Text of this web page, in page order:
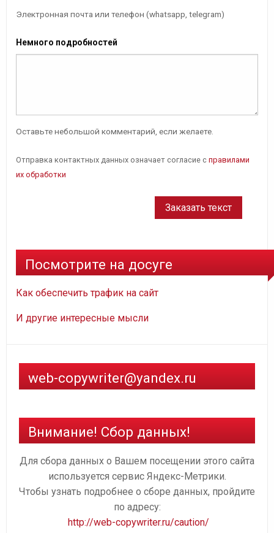
Электронная почта или телефон (whatsapp, telegram)
Немного подробностей
Оставьте небольшой комментарий, если желаете.
Отправка контактных данных означает согласие с правилами
их обработки
Посмотрите на досуге
Как обеспечить трафик на сайт
И другие интересные мысли
web-copywriter@yandex.ru
Внимание! Сбор данных!
Для сбора данных о Вашем посещении этого сайта
используется сервис Яндекс-Метрики.
Чтобы узнать подробнее о сборе данных, пройдите
по адресу:
http://web-copywriter.ru/caution/